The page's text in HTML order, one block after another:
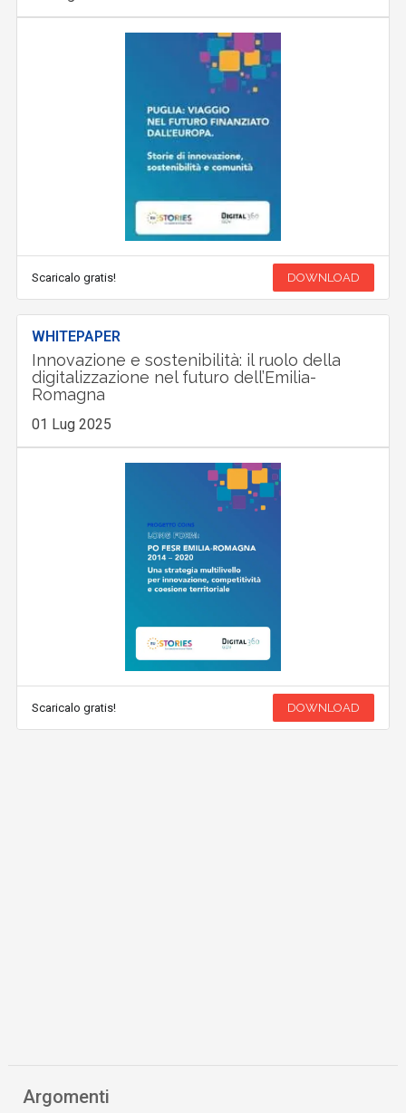
Scaricalo gratis! DOWNLOAD
WHITEPAPER
Innovazione e sostenibilità: il ruolo della
digitalizzazione nel futuro dell’Emilia-
Romagna
01 Lug 2025
Scaricalo gratis! DOWNLOAD
Argomenti